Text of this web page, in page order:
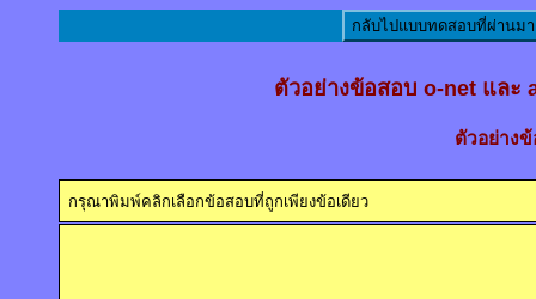
กลับไปแบบทดสอบที่ผ่านมา
ตัวอย่างข้อสอบ o-net และ
ตัวอย่าง
กรุณาพิมพ์คลิกเลือกข้อสอบที่ถูกเพียงข้อเดียว